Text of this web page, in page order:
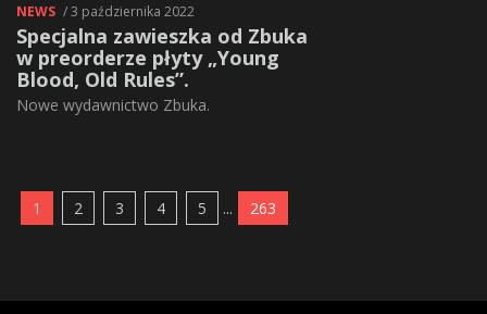
NEWS / 3 października 2022
Specjalna zawieszka od Zbuka
w preorderze płyty „Young
Blood, Old Rules”.
Nowe wydawnictwo Zbuka.
1 2 3 4 5 ... 263